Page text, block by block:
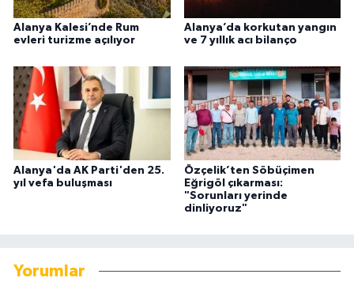
Alanya Kalesi’nde Rum
evleri turizme açılıyor
Alanya’da korkutan yangın
ve 7 yıllık acı bilanço
Alanya'da AK Parti'den 25.
yıl vefa buluşması
Özçelik’ten Söbüçimen
Eğrigöl çıkarması:
"Sorunları yerinde
dinliyoruz"
Yorumlar